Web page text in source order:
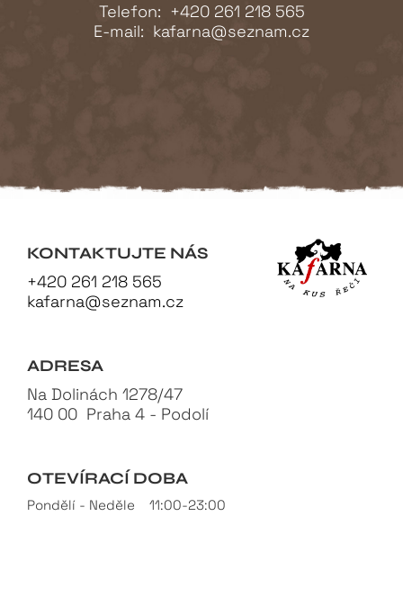
Telefon: +420 261 218 565
E-mail: kafarna@seznam.cz
KONTAKTUJTE NÁS
+420 261 218 565
kafarna@seznam.cz
ADRESA
Na Dolinách 1278/47
140 00 Praha 4 - Podolí
OTEVÍRACÍ DOBA
Pondělí - Neděle 11:00-23:00